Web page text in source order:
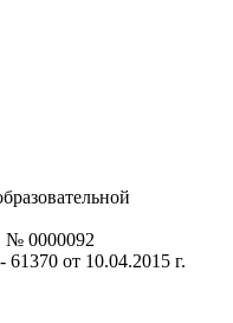
№ 0000092
от 10.04.2015 г.